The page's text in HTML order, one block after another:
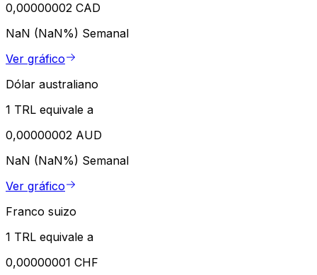
0,00000002 CAD
NaN (NaN%) Semanal
Ver gráfico
Dólar australiano
1 TRL equivale a
0,00000002 AUD
NaN (NaN%) Semanal
Ver gráfico
Franco suizo
1 TRL equivale a
0,00000001 CHF